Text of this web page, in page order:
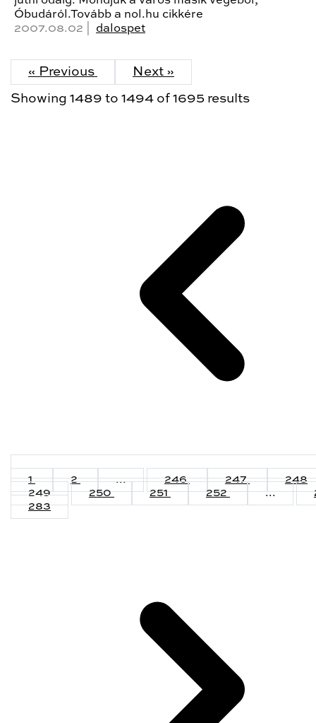
Óbudáról.Tovább a nol.hu cikkére
2007.08.02 | dalospet
« Previous Next »
Showing 1489 to 1494 of 1695 results
1 2 ... 246 247
248
249
250 251 252 ...
283